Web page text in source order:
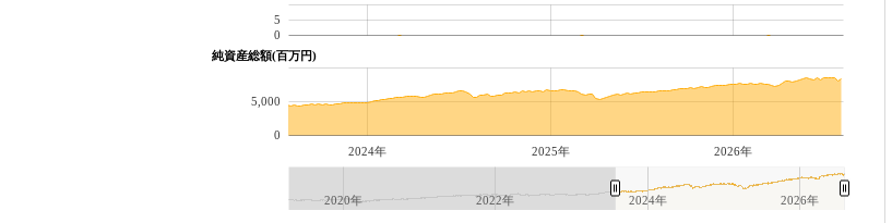
0
5
純資産総額(百万円)
2024年 2025年 2026年
0
5,000
2020年 2022年 2024年 2026年